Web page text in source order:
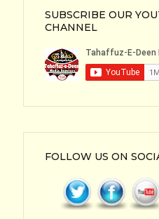
SUBSCRIBE OUR
CHANNEL
FOLLOW US ON